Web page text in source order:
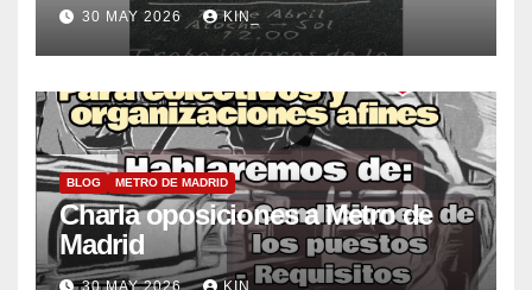
30 MAY 2026 KIN_
BLOG METRO DE MADRID
Charla oposiciones a Metro de
Madrid
30 MAY 2026 KIN_